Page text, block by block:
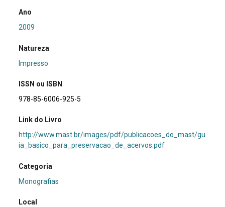
Ano
2009
Natureza
Impresso
ISSN ou ISBN
978-85-6006-925-5
Link do Livro
http://www.mast.br/images/pdf/publicacoes_do_mast/gu
ia_basico_para_preservacao_de_acervos.pdf
Categoria
Monografias
Local